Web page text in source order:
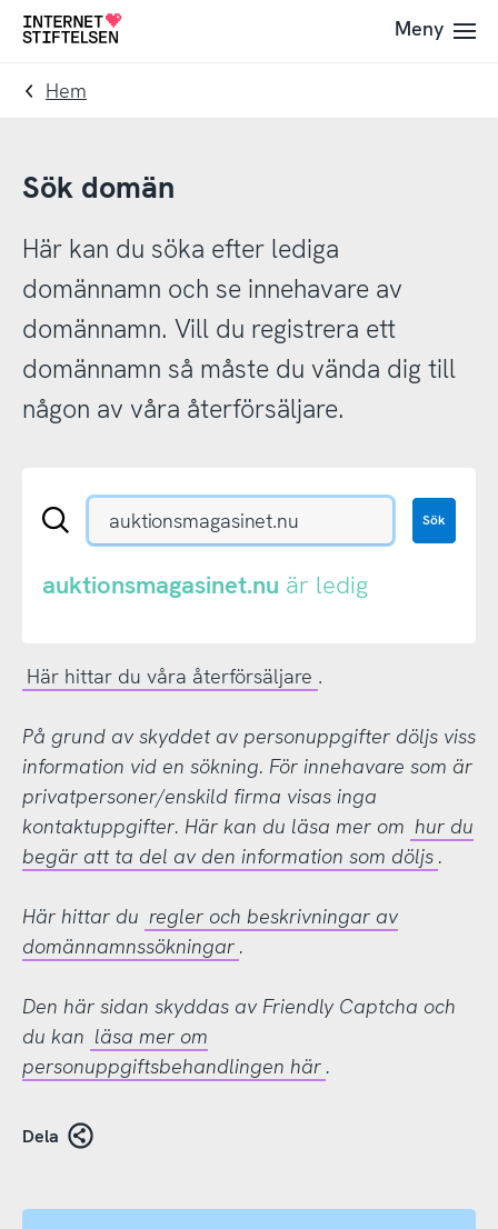
Till
navigering
Till
innehåll
Till
Meny
Hem
Sök domän
Här kan du söka efter lediga
domännamn och se innehavare av
domännamn. Vill du registrera ett
domännamn så måste du vända dig till
någon av våra återförsäljare.
Sök
eller
Sök
auktionsmagasinet.nu är ledig
Här hittar du våra återförsäljare .
På grund av skyddet av personuppgifter döljs viss
information vid en sökning. För innehavare som är
privatpersoner/enskild firma visas inga
kontaktuppgifter. Här kan du läsa mer om hur du
begär att ta del av den information som döljs .
Här hittar du regler och beskrivningar av
domännamnssökningar .
Den här sidan skyddas av Friendly Captcha och
du kan läsa mer om
personuppgiftsbehandlingen här .
Dela